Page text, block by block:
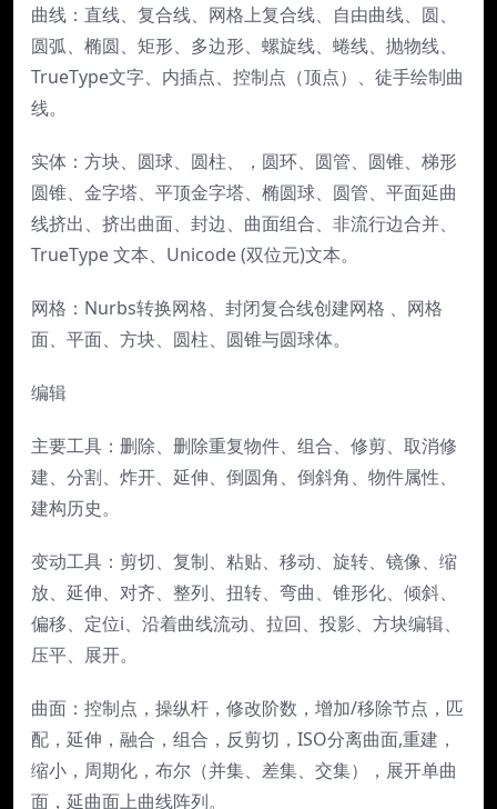
曲线：直线、复合线、网格上复合线、自由曲线、圆、
圆弧、椭圆、矩形、多边形、螺旋线、蜷线、抛物线、
TrueType文字、内插点、控制点（顶点）、徒手绘制曲
线。
实体：方块、圆球、圆柱、，圆环、圆管、圆锥、梯形
圆锥、金字塔、平顶金字塔、椭圆球、圆管、平面延曲
线挤出、挤出曲面、封边、曲面组合、非流行边合并、
TrueType 文本、Unicode (双位元)文本。
网格：Nurbs转换网格、封闭复合线创建网格 、网格
面、平面、方块、圆柱、圆锥与圆球体。
编辑
主要工具：删除、删除重复物件、组合、修剪、取消修
建、分割、炸开、延伸、倒圆角、倒斜角、物件属性、
建构历史。
变动工具：剪切、复制、粘贴、移动、旋转、镜像、缩
放、延伸、对齐、整列、扭转、弯曲、锥形化、倾斜、
偏移、定位i、沿着曲线流动、拉回、投影、方块编辑、
压平、展开。
曲面：控制点，操纵杆，修改阶数，增加/移除节点，匹
配，延伸，融合，组合，反剪切，ISO分离曲面,重建，
缩小，周期化，布尔（并集、差集、交集），展开单曲
面，延曲面上曲线阵列。